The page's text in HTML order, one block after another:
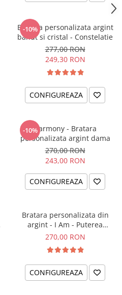
-10%
Bratara personalizata argint
banut si cristal - Constelatie
277,00 RON
249,30 RON
CONFIGUREAZA
-10%Harmony - Bratara
personalizata argint dama
270,00 RON
243,00 RON
CONFIGUREAZA
Bratara personalizata din
argint - I Am - Puterea
intentiei la mana ta
270,00 RON
CONFIGUREAZA